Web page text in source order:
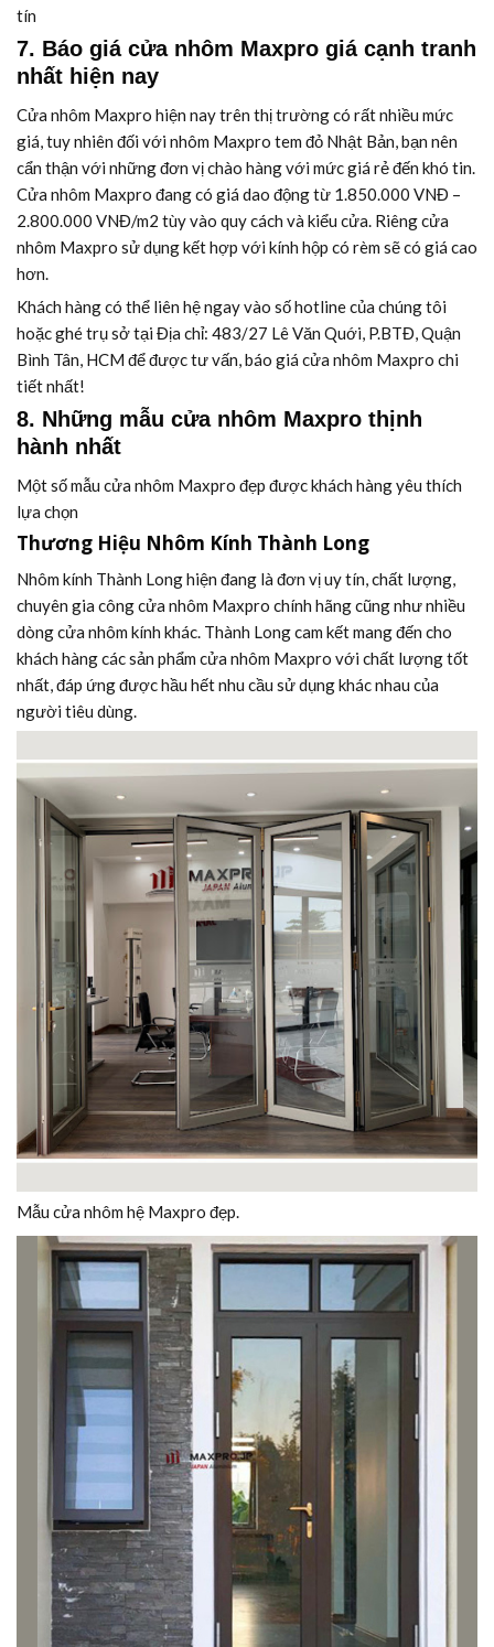
tín
7. Báo giá cửa nhôm Maxpro giá cạnh tranh
nhất hiện nay
Cửa nhôm Maxpro hiện nay trên thị trường có rất nhiều mức
giá, tuy nhiên đối với nhôm Maxpro tem đỏ Nhật Bản, bạn nên
cẩn thận với những đơn vị chào hàng với mức giá rẻ đến khó tin.
Cửa nhôm Maxpro đang có giá dao động từ 1.850.000 VNĐ –
2.800.000 VNĐ/m2 tùy vào quy cách và kiểu cửa. Riêng cửa
nhôm Maxpro sử dụng kết hợp với kính hộp có rèm sẽ có giá cao
hơn.
Khách hàng có thể liên hệ ngay vào số hotline của chúng tôi
hoặc ghé trụ sở tại Địa chỉ: 483/27 Lê Văn Quới, P.BTĐ, Quận
Bình Tân, HCM để được tư vấn, báo giá cửa nhôm Maxpro chi
tiết nhất!
8. Những mẫu cửa nhôm Maxpro thịnh
hành nhất
Một số mẫu cửa nhôm Maxpro đẹp được khách hàng yêu thích
lựa chọn
Thương Hiệu Nhôm Kính Thành Long
Nhôm kính Thành Long hiện đang là đơn vị uy tín, chất lượng,
chuyên gia công cửa nhôm Maxpro chính hãng cũng như nhiều
dòng cửa nhôm kính khác. Thành Long cam kết mang đến cho
khách hàng các sản phẩm cửa nhôm Maxpro với chất lượng tốt
nhất, đáp ứng được hầu hết nhu cầu sử dụng khác nhau của
người tiêu dùng.
Mẫu cửa nhôm hệ Maxpro đẹp.